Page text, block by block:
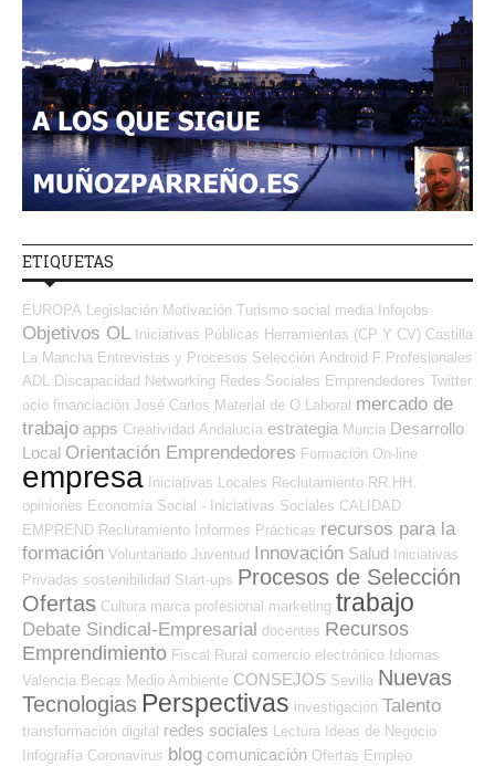
ETIQUETAS
EUROPA Legislación Motivación Turismo social media Infojobs
Objetivos OL Iniciativas Públicas Herramientas (CP Y CV) Castilla
La Mancha Entrevistas y Procesos Selección Android F Profesionales
ADL
Discapacidad Networking Redes Sociales Emprendedores Twitter
ocio financiación José Carlos Material de O.Laboral mercado de
trabajo apps Creatividad Andalucía estrategia Murcia Desarrollo
Local Orientación Emprendedores Formación On-line
empresa Iniciativas Locales Reclutamiento RR.HH.
opiniones Economía Social - Iniciativas Sociales CALIDAD
EMPREND Reclutamiento Informes Prácticas recursos para la
formación Voluntariado Juventud Innovación Salud Iniciativas
Privadas sostenibilidad Start-ups Procesos de Selección
Ofertas Cultura marca profesional marketing trabajo
Debate Sindical-Empresarial docentes Recursos
Emprendimiento Fiscal Rural comercio electrónico Idiomas
Valencia Becas Medio Ambiente CONSEJOS Sevilla Nuevas
Tecnologias Perspectivas investigación Talento
transformación digital redes sociales Lectura Ideas de Negocio
Infografía Coronavirus blog comunicación Ofertas Empleo